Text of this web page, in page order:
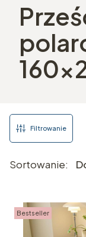
Filtrowanie
Lista
Sortowanie:
Bestseller